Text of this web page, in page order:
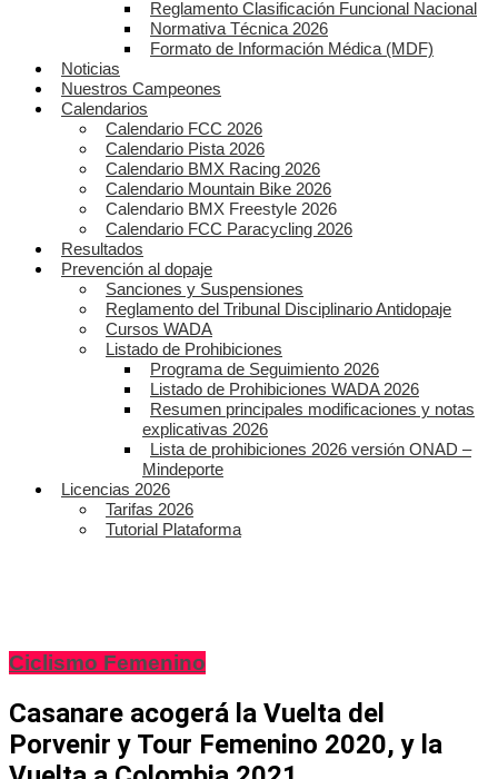
Reglamento Clasificación Funcional Nacional
Normativa Técnica 2026
Formato de Información Médica (MDF)
Noticias
Nuestros Campeones
Calendarios
Calendario FCC 2026
Calendario Pista 2026
Calendario BMX Racing 2026
Calendario Mountain Bike 2026
Calendario BMX Freestyle 2026
Calendario FCC Paracycling 2026
Resultados
Prevención al dopaje
Sanciones y Suspensiones
Reglamento del Tribunal Disciplinario Antidopaje
Cursos WADA
Listado de Prohibiciones
Programa de Seguimiento 2026
Listado de Prohibiciones WADA 2026
Resumen principales modificaciones y notas
explicativas 2026
Lista de prohibiciones 2026 versión ONAD –
Mindeporte
Licencias 2026
Tarifas 2026
Tutorial Plataforma
Ciclismo Femenino
Casanare acogerá la Vuelta del
Porvenir y Tour Femenino 2020, y la